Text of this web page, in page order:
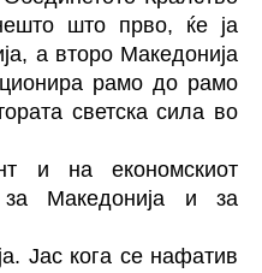
што прво, ќе ја
а второ Македонија
рамо до рамо
светска сила во
и на економскиот
Македонија и за
Јас кога се нафатив